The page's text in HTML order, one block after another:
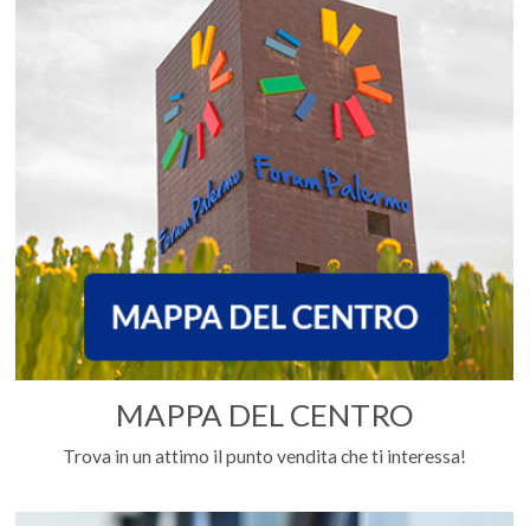
MAPPA DEL CENTRO
Trova in un attimo il punto vendita che ti interessa!